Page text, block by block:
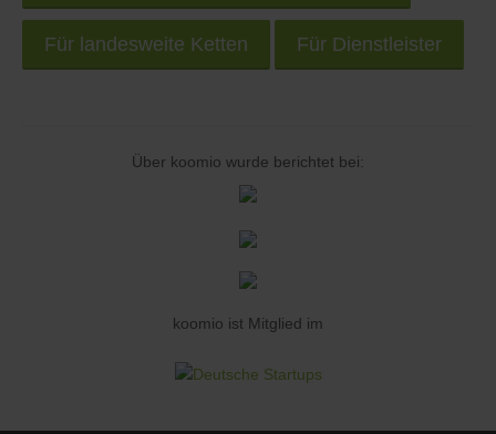
Für landesweite Ketten Für Dienstleister
Über koomio wurde berichtet bei:
koomio ist Mitglied im